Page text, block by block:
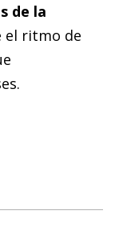
de la
el ritmo de